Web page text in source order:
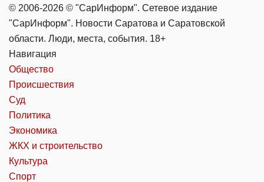
© 2006-2026 © "СарИнформ". Сетевое издание
"СарИнформ". Новости Саратова и Саратовской
области. Люди, места, события. 18+
Навигация
Общество
Происшествия
Суд
Политика
Экономика
ЖКХ и строительство
Культура
Спорт